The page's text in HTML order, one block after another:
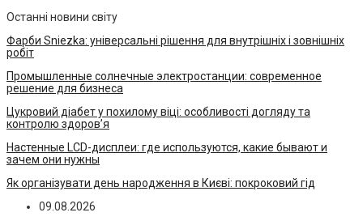
Останні новини світу
Фарби Sniezka: універсальні рішення для внутрішніх і зовнішніх
робіт
Промышленные солнечные электростанции: современное
решение для бизнеса
Цукровий діабет у похилому віці: особливості догляду та
контролю здоров’я
Настенные LCD-дисплеи: где используются, какие бывают и
зачем они нужны
Як організувати день народження в Києві: покроковий гід
09.08.2026